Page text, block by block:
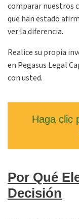
comparar nuestros
que han estado
ver la diferencia.
Realice su propia
en Pegasus Legal
con usted.
Haga clic
Por Qué
Decisión